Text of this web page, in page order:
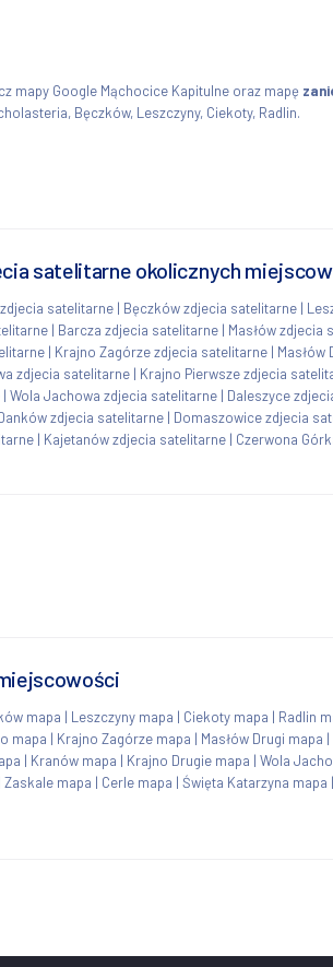
mapy Google Mąchocice Kapitulne oraz mapę
Bęczków, Leszczyny, Ciekoty, Radlin.
satelitarne okolicznych
satelitarne | Bęczków zdjecia satelitarne |
| Barcza zdjecia satelitarne | Masłów zdjecia
| Krajno Zagórze zdjecia satelitarne | Masłów
zdjecia satelitarne | Krajno Pierwsze zdjecia
| Wola Jachowa zdjecia satelitarne | Daleszyce
zdjecia satelitarne | Domaszowice zdjecia
| Kajetanów zdjecia satelitarne | Czerwona
mapa | Leszczyny mapa | Ciekoty mapa | Radlin
mapa | Krajno Zagórze mapa | Masłów Drugi mapa |
| Kranów mapa | Krajno Drugie mapa | Wola
Zaskale mapa | Cerle mapa | Święta Katarzyna mapa |